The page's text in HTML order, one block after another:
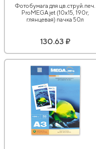
Фотобумага для цв.струй.печ.
ProMEGA jet (10х15, 190г,
глянцевая) пачка 50л
130.63 ₽